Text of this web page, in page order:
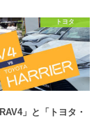
トヨタ
」と「トヨタ・